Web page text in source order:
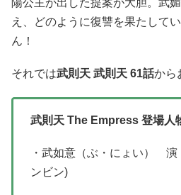
陽公主が出した提案が大胆。武
え、どのように復讐を果たして
ん！
それでは武則天 武則天 61話から
武則天 The Empress 登場人
・武如意（ぶ・にょい） 演
ンビン)